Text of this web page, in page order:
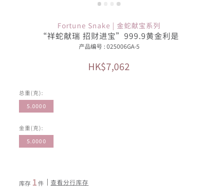
Fortune Snake | 金蛇献宝系列
“祥蛇献瑞 招财进宝”999.9黄金利是
产品编号 : 025006GA-5
HK$7,062
总重(克):
5.0000
金重(克):
5.0000
库存 1件 查看分行库存